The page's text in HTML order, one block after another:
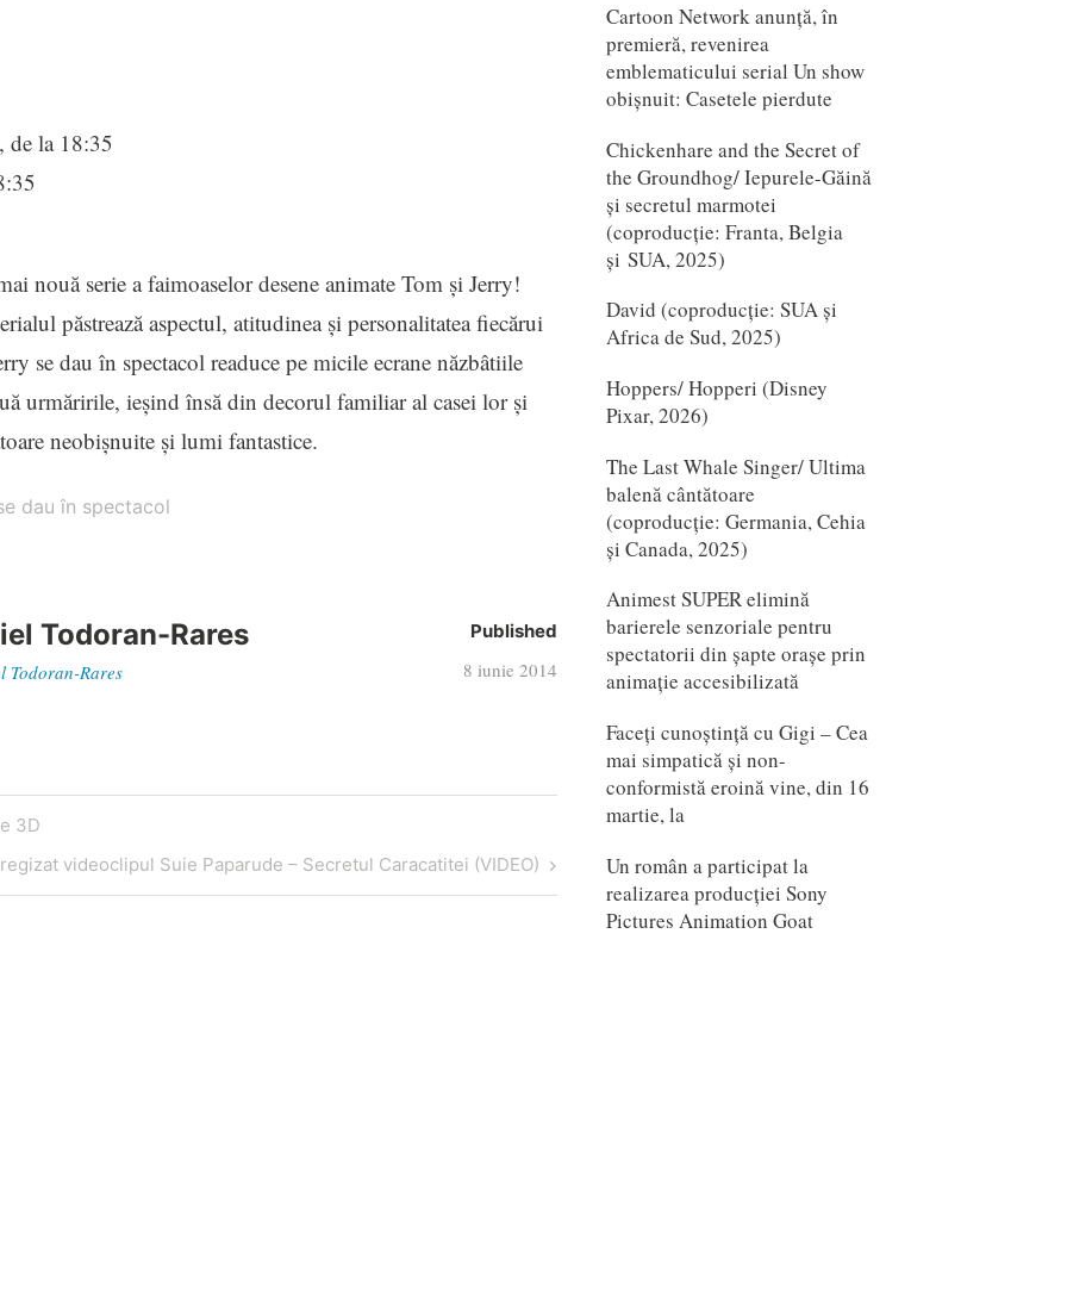
de la 18:35
nouă serie a faimoaselor desene animate Tom și Jerry!
păstrează aspectul, atitudinea și personalitatea fiecărui
se dau în spectacol readuce pe micile ecrane năzbâtiile
urmăririle, ieșind însă din decorul familiar al casei lor și
neobișnuite și lumi fantastice.
dau în spectacol
Todoran-Rares
Todoran-Rares
Published
8 iunie 2014
3D
videoclipul ‪Suie Paparude – Secretul Caracatitei (VIDEO)
Cartoon Network anunță, în
premieră, revenirea
emblematicului serial Un show
obișnuit: Casetele pierdute
Chickenhare and the Secret of
the Groundhog/ Iepurele-Găină
și secretul marmotei
(coproducție: Franta, Belgia
și SUA, 2025)
David (coproducție: SUA și
Africa de Sud, 2025)
Hoppers/ Hopperi (Disney
Pixar, 2026)
The Last Whale Singer/ Ultima
balenă cântătoare
(coproducție: Germania, Cehia
și Canada, 2025)
Animest SUPER elimină
barierele senzoriale pentru
spectatorii din șapte orașe prin
animație accesibilizată
Faceți cunoștință cu Gigi – Cea
mai simpatică și non-
conformistă eroină vine, din 16
martie, la
Un român a participat la
realizarea producției Sony
Pictures Animation Goat